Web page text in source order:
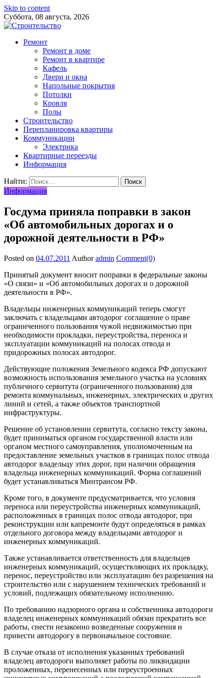
Skip to content
Суббота, 08 августа, 2026
Ремонт
Ремонт в доме
Ремонт в квартире
Кафель
Двери и окна
Напольные покрытия
Потолки
Кровля
Полы
Строительство
Перепланировка квартиры
Коммуникации
Электрика
Квартирные переезды
Информация
Найти:
Информация
Госдума приняла поправки в закон
«Об автомобильных дорогах и о
дорожной деятельности в РФ»
Posted on 04.07.2011 Author admin Comment(0)
Принятый документ вносит поправки в федеральные законы
«О связи» и «Об автомобильных дорогах и о дорожной
деятельности в РФ».
Владельцы инженерных коммуникаций теперь смогут
заключать с владельцами автодорог соглашение о праве
ограниченного пользования чужой недвижимостью при
необходимости прокладки, переустройства, переноса и
эксплуатации коммуникаций на полосах отвода и
придорожных полосах автодорог.
Действующие положения Земельного кодекса РФ допускают
возможность использования земельного участка на условиях
публичного сервитута (ограниченного пользования) для
ремонта коммунальных, инженерных, электрических и других
линий и сетей, а также объектов транспортной
инфраструктуры.
Решение об установлении сервитута, согласно тексту закона,
будет приниматься органом государственной власти или
органом местного самоуправления, уполномоченным на
предоставление земельных участков в границах полос отвода
автодорог владельцу этих дорог, при наличии обращения
владельца инженерных коммуникаций. Форма соглашений
будет устанавливаться Минтрансом РФ.
Кроме того, в документе предусматривается, что условия
переноса или переустройства инженерных коммуникаций,
расположенных в границах полос отвода автодорог, при
реконструкции или капремонте будут определяться в рамках
отдельного договора между владельцами автодорог и
инженерных коммуникаций.
Также устанавливается ответственность для владельцев
инженерных коммуникаций, осуществляющих их прокладку,
перенос, переустройство или эксплуатацию без разрешения на
строительство или с нарушением технических требований и
условий, подлежащих обязательному исполнению.
По требованию надзорного органа и собственника автодороги
владелец инженерных коммуникаций обязан прекратить все
работы, снести незаконно возведенные сооружения и
привести автодорогу в первоначальное состояние.
В случае отказа от исполнения указанных требований
владелец автодороги выполняет работы по ликвидации
проложенных, перенесенных или переустроенных